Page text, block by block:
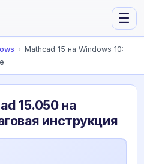
☰
› Mathcad 15 на Windows 10:
15.050 на
инструкция